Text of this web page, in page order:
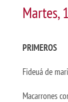
Martes,
PRIMEROS
Fideuá de
Macarrones